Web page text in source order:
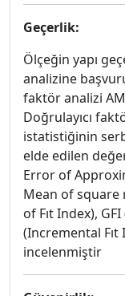
Geçerlik:
Ölçeğin yapı
analizine
faktör analizi
Doğrulayıcı
istatistiğinin
elde edilen
Error of
Mean of square
of Fıt Index),
(Incremental Fıt
incelenmiştir